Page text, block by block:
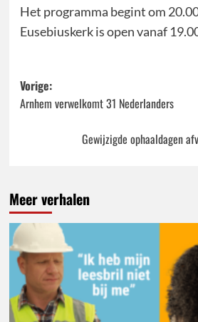
Het programma begint om
Eusebiuskerk is open vanaf
Bericht
navigatie
Vorige:
Arnhem verwelkomt 31 Nederlanders
Gewijzigde ophaaldagen
Meer verhalen